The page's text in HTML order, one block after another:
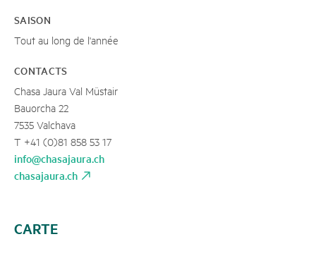
SAISON
Tout au long de l'année
CONTACTS
Chasa Jaura Val Müstair
Bauorcha 22
7535 Valchava
T +41 (0)81 858 53 17
info@chasajaura.ch
chasajaura.ch
CARTE